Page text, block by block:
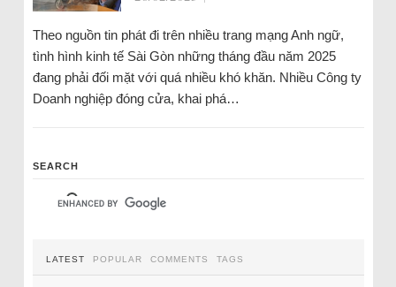
Theo nguồn tin phát đi trên nhiều trang mạng Anh ngữ,
tình hình kinh tế Sài Gòn những tháng đầu năm 2025
đang phải đối mặt với quá nhiều khó khăn. Nhiều Công ty
Doanh nghiệp đóng cửa, khai phá…
SEARCH
LATEST POPULAR COMMENTS TAGS